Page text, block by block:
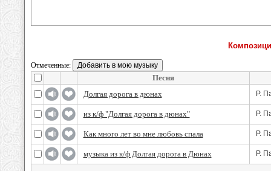
Отмеченные:
Песня
Долгая дорога в дюнах
Р.
из к/ф "Долгая дорога в дюнах" Р.
Как много лет во мне любовь спала Р.
музыка из к/ф Долгая дорога в Дюнах Р.